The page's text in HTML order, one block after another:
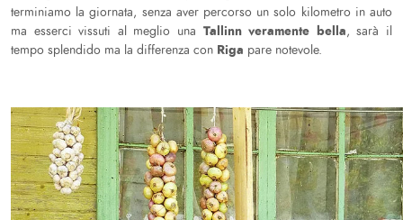
terminiamo la giornata, senza aver percorso un solo kilometro in auto
ma esserci vissuti al meglio una Tallinn veramente bella, sarà il
tempo splendido ma la differenza con Riga pare notevole.